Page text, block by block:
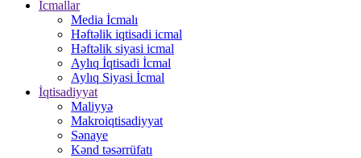
İcmallar
Media İcmalı
Həftəlik iqtisadi icmal
Həftəlik siyasi icmal
Aylıq İqtisadi İcmal
Aylıq Siyasi İcmal
İqtisadiyyat
Maliyyə
Makroiqtisadiyyat
Sənaye
Kənd təsərrüfatı